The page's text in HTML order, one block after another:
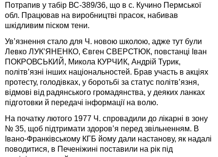
Потрапив у табір ВС-389/36, що в с. Кучино Пермської
обл. Працював на виробництві прасок, набивав
шкідливим піском тени.
Ув’язнення стало для Ч. новою школою, адже тут були
Левко ЛУК’ЯНЕНКО, Євген СВЕРСТЮК, повстанці Іван
ПОКРОВСЬКИЙ, Микола КУРЧИК, Андрій Турик,
політв’язні інших національностей. Брав участь в акціях
протесту, голодівках, у боротьбі за статус політв’язня,
відмові від радянського громадянства, у деяких ланках
підготовки й передачі інформації на волю.
На початку лютого 1977 Ч. спровадили до лікарні в зону
№ 35, щоб підтримати здоров’я перед звільненням. В
Івано-Франківському КГБ йому дали настанову, як надалі
поводитися, в Печеніжині поставили на рік під